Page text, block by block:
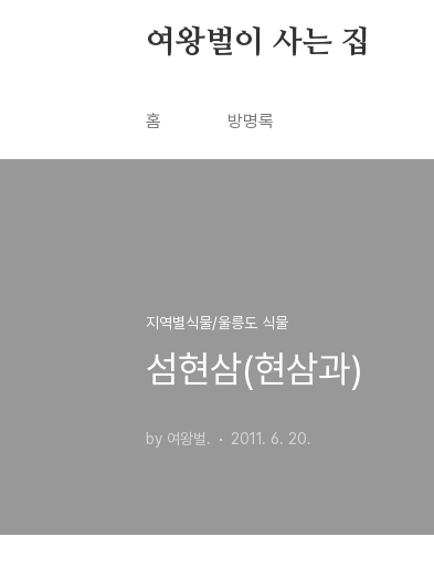
여왕벌이 사는 집
홈 방명록
지역별식물/울릉도 식물
섬현삼(현삼과)
by 여왕벌. 2011. 6. 20.